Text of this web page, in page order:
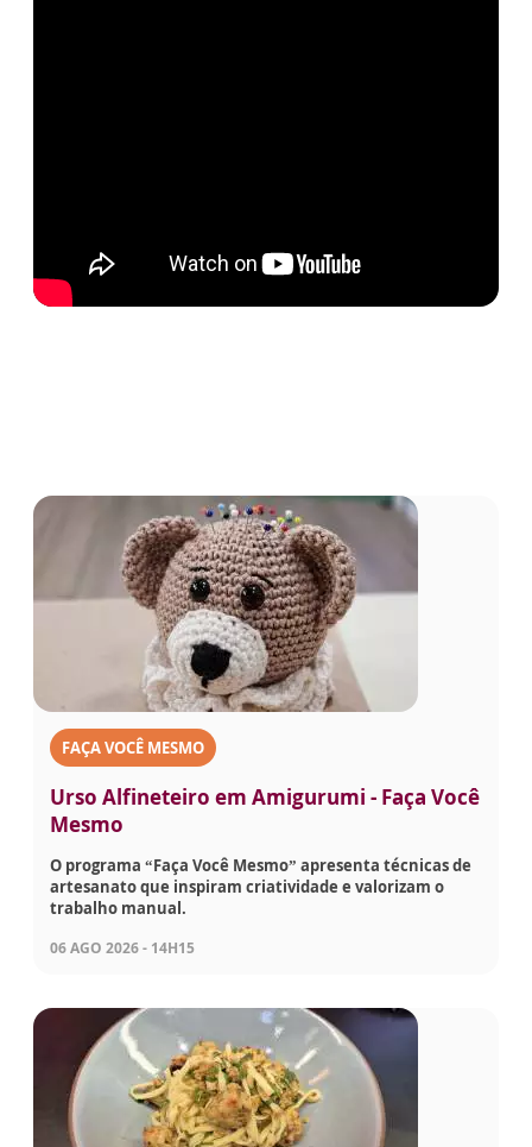
FAÇA VOCÊ MESMO
Urso Alfineteiro em Amigurumi - Faça Você
Mesmo
O programa “Faça Você Mesmo” apresenta técnicas de
artesanato que inspiram criatividade e valorizam o
trabalho manual.
06 AGO 2026 - 14H15